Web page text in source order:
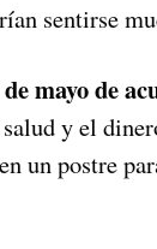
sentirse
mayode
y el
un postre